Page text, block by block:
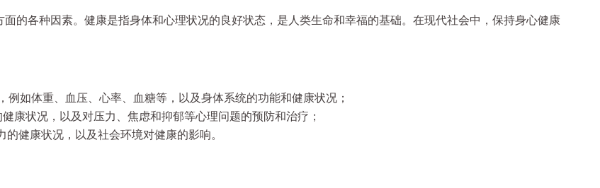
的各种因素。健康是指身体和心理状况的良好状态，是人类生命和幸福的基础。在现代社会中，保持身心健康
如体重、血压、心率、血糖等，以及身体系统的功能和健康状况；
状况，以及对压力、焦虑和抑郁等心理问题的预防和治疗；
健康状况，以及社会环境对健康的影响。